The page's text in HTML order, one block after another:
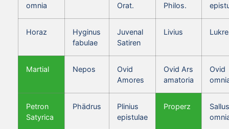
omnia
Orat.
Philos.
Horaz
Hyginus
fabulae
Juvenal
Satiren
Livius
Martial Nepos
Ovid
Amores
Ovid Ars
amatoria
Ovid
Petron
Satyrica
Phädrus
Plinius
epistulae
Properz